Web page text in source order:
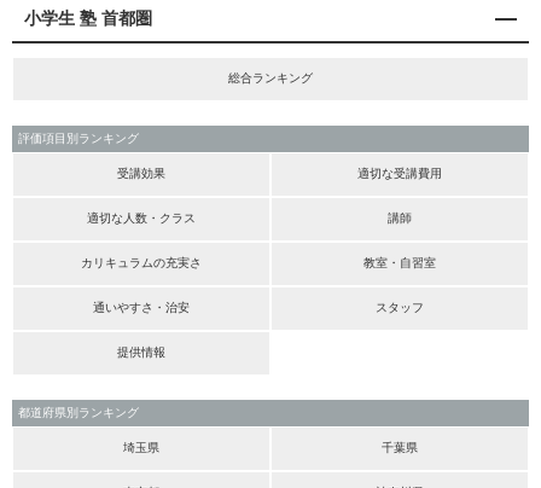
小学生 塾 首都圏
総合ランキング
評価項目別ランキング
受講効果 適切な受講費用
適切な人数・クラス 講師
カリキュラムの充実さ 教室・自習室
通いやすさ・治安 スタッフ
提供情報
都道府県別ランキング
埼玉県 千葉県